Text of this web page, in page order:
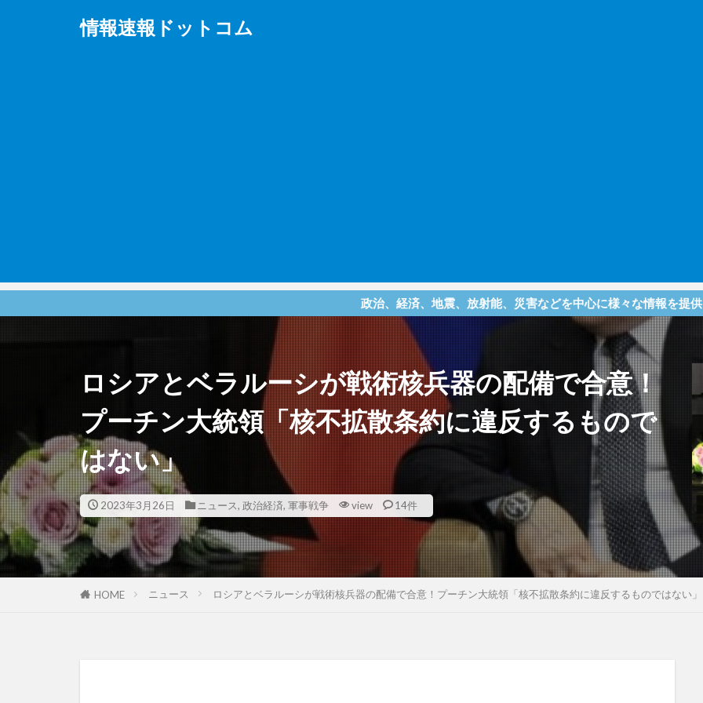
情報速報ドットコム
政治、経済、地震、放射能、災害などを中心に様々な情報を提供しているサイト
ロシアとベラルーシが戦術核兵器の配備で合意！
プーチン大統領「核不拡散条約に違反するもので
はない」
2023年3月26日 ニュース, 政治経済, 軍事戦争 view 14件
HOME ニュース ロシアとベラルーシが戦術核兵器の配備で合意！プーチン大統領「核不拡散条約に違反するものではない」